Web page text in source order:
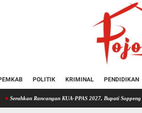
POLITIK KRIMINAL PENDIDIKAN
KUA-PPAS 2027, Bupati Soppeng Optimistis